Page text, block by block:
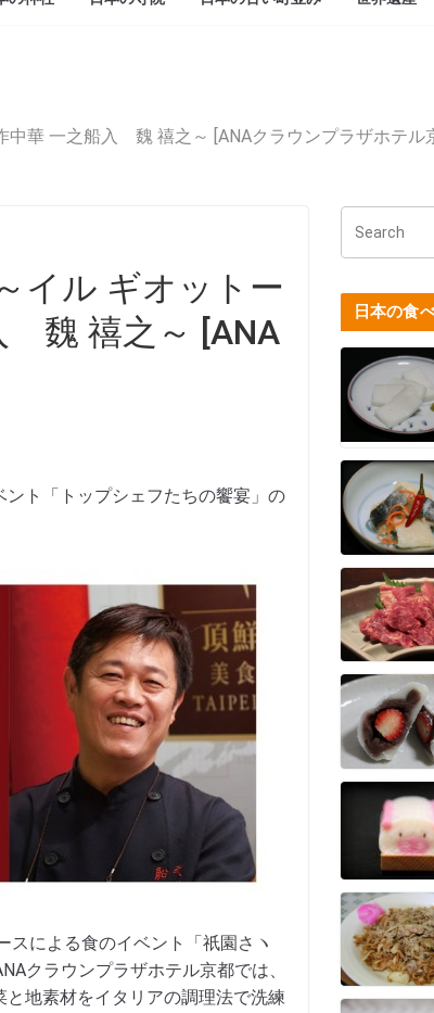
華 一之船入 魏 禧之～ [ANAクラウンプラザホテ
イル ギオットー
魏 禧之～ [ANA
ト「トップシェフたちの饗宴」の
による食のイベント「祇園さヽ
クラウンプラザホテル京都では、
地素材をイタリアの調理法で洗練
日本の食